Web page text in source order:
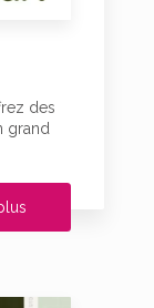
des
grand